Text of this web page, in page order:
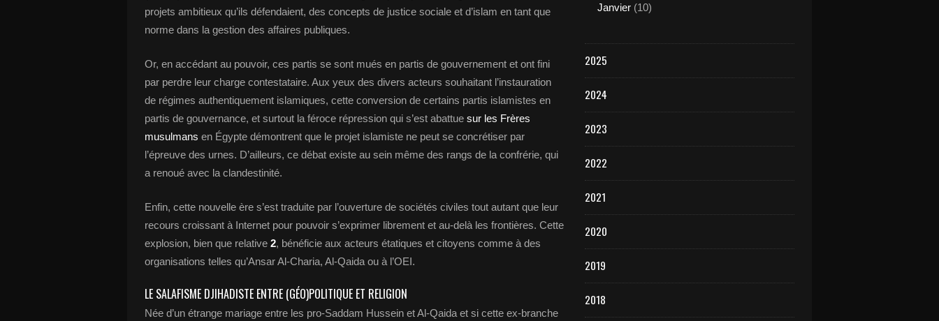
projets ambitieux qu’ils défendaient, des concepts de justice sociale et d’islam en tant que
norme dans la gestion des affaires publiques.
Or, en accédant au pouvoir, ces partis se sont mués en partis de gouvernement et ont fini
par perdre leur charge contestataire. Aux yeux des divers acteurs souhaitant l’instauration
de régimes authentiquement islamiques, cette conversion de certains partis islamistes en
partis de gouvernance, et surtout la féroce répression qui s’est abattue sur les Frères
musulmans en Égypte démontrent que le projet islamiste ne peut se concrétiser par
l’épreuve des urnes. D’ailleurs, ce débat existe au sein même des rangs de la confrérie, qui
a renoué avec la clandestinité.
Enfin, cette nouvelle ère s’est traduite par l’ouverture de sociétés civiles tout autant que leur
recours croissant à Internet pour pouvoir s’exprimer librement et au-delà les frontières. Cette
explosion, bien que relative 2, bénéficie aux acteurs étatiques et citoyens comme à des
organisations telles qu’Ansar Al-Charia, Al-Qaida ou à l’OEI.
LE SALAFISME DJIHADISTE ENTRE (GÉO)POLITIQUE ET RELIGION
Née d’un étrange mariage entre les pro-Saddam Hussein et Al-Qaida et si cette ex-branche
Janvier (10)
2025
2024
2023
2022
2021
2020
2019
2018